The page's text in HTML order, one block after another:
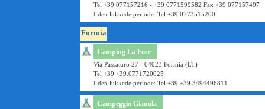
Tel +39 077157216 - +39 0771599582 Fax +39 077157497
I den lukkede periode: Tel +39 0773515200
Formia
Camping La Foce
Via Passaturo 27 - 04023 Formia (LT)
Tel +39 +39.0771720025
I den lukkede periode: Tel +39 +39.3494496811
Campeggio Gianola